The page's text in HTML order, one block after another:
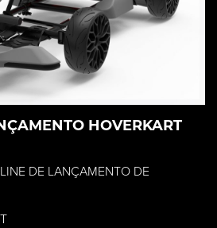
HOVERKART
DE LANÇAMENTO DE